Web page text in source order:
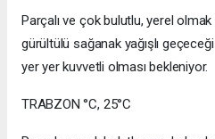
Parçalı ve çok bulutlu, yerel
gürültülü sağanak yağışlı
yer yer kuvvetli olması bekleniyor.
TRABZON °C, 25°C